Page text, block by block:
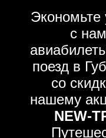
Экономьте
с
поезд в
со
нашему
NEW-